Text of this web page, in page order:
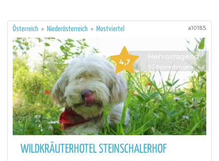
Österreich > Niederösterreich > Mostviertel a10185
4,7
Hervorragend
52 Bewertungen
WILDKRÄUTERHOTEL STEINSCHALERHOF